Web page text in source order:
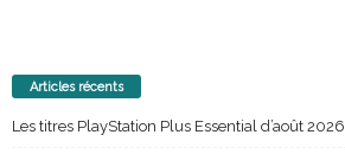
Articles récents
Les titres PlayStation Plus Essential d’août 2026